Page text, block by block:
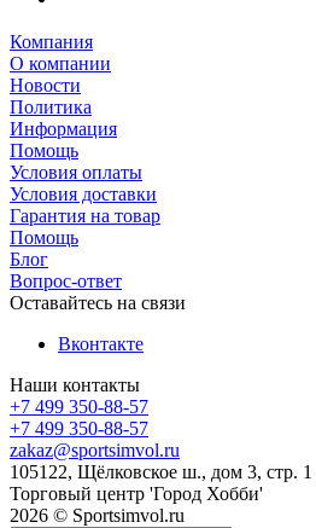
Компания
О компании
Новости
Политика
Информация
Помощь
Условия оплаты
Условия доставки
Гарантия на товар
Помощь
Блог
Вопрос-ответ
Оставайтесь на связи
Вконтакте
Наши контакты
+7 499 350-88-57
+7 499 350-88-57
zakaz@sportsimvol.ru
105122, Щёлковское ш., дом 3, стр.
Торговый центр 'Город Хобби'
2026 © Sportsimvol.ru